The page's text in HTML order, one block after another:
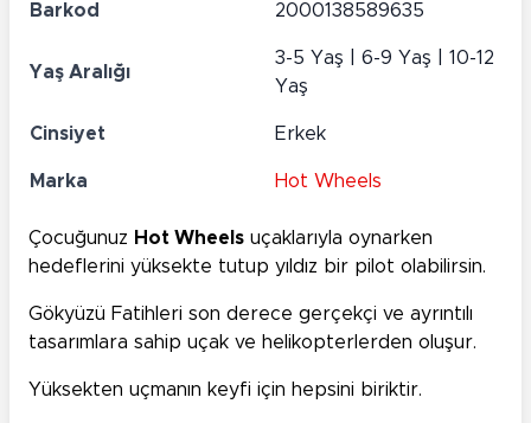
Barkod 2000138589635
Yaş Aralığı
3-5 Yaş | 6-9 Yaş | 10-12
Yaş
Cinsiyet Erkek
Marka Hot Wheels
Çocuğunuz Hot Wheels uçaklarıyla oynarken
hedeflerini yüksekte tutup yıldız bir pilot olabilirsin.
Gökyüzü Fatihleri son derece gerçekçi ve ayrıntılı
tasarımlara sahip uçak ve helikopterlerden oluşur.
Yüksekten uçmanın keyfi için hepsini biriktir.